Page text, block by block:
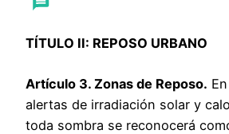
TÍTULO II: REPOSO URBANO
Artículo 3. Zonas de Reposo.
alertas de irradiación solar y
toda sombra se reconocerá